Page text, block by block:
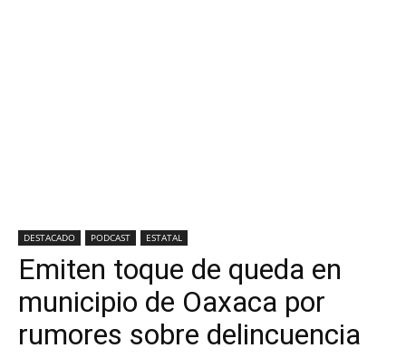
DESTACADO PODCAST ESTATAL
Emiten toque de queda en
municipio de Oaxaca por
rumores sobre delincuencia